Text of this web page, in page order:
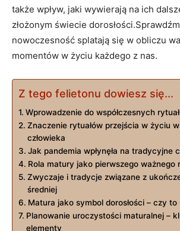
także wpływ, jaki wywierają na ich
złożonym świecie
nowoczesność splatają się w obliczu
momentów‌ w życiu każdego‍ z nas.
Z tego felietonu dowiesz się...
Wprowadzenie do współczesnych⁣
Znaczenie rytuałów przejścia w życiu
człowieka
Jak ‌pandemia wpłynęła ‍na tradycyjne
Rola matury jako pierwszego ważnego
Zwyczaje‍ i tradycje związane z
średniej
Matura ​jako symbol⁢ dorosłości – czy
Planowanie uroczystości maturalnej –
elementy